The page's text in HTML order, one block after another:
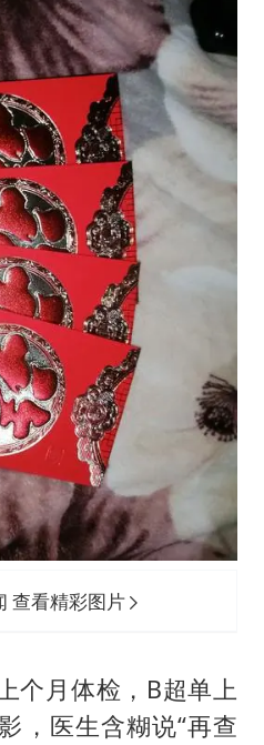
查看精彩图片
个月体检，B超单上
，医生含糊说“再查